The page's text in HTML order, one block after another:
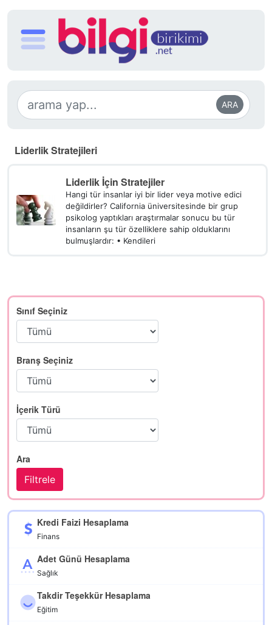
ARA
Liderlik Stratejileri
Liderlik İçin Stratejiler
Hangi tür insanlar iyi bir lider veya motive edici
değildir­ler? California üniversitesinde bir grup
psikolog yaptıkları araştırmalar sonucu bu tür
insanların şu tür özelliklere sahip olduklarını
bulmuşlardır: • Kendileri
Sınıf Seçiniz
Branş Seçiniz
İçerik Türü
Ara
Kredi Faizi Hesaplama
Finans
Adet Günü Hesaplama
Sağlık
Takdir Teşekkür Hesaplama
Eğitim